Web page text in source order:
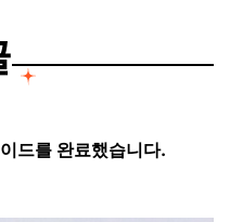
드를 완료했습니다.